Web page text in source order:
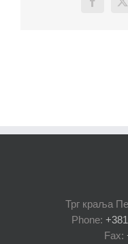
Facebook
X
Трг краља
Phone:
Fax: